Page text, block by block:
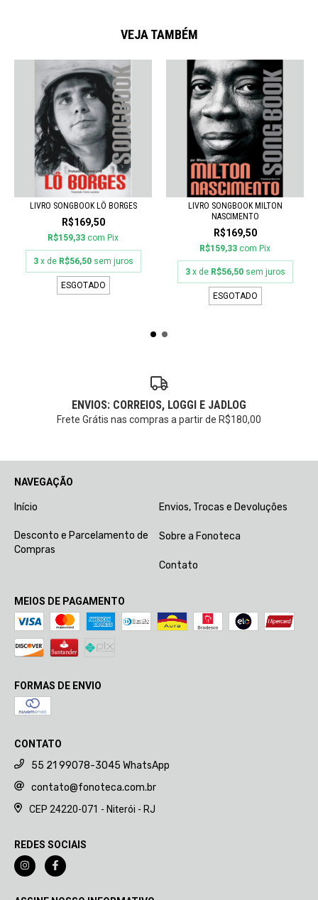
VEJA TAMBÉM
LIVRO SONGBOOK LÔ BORGES
R$169,50
R$159,33 com Pix
3 x de R$56,50 sem juros
ESGOTADO
LIVRO SONGBOOK MILTON
NASCIMENTO
R$169,50
R$159,33 com Pix
3 x de R$56,50 sem juros
ESGOTADO
ENVIOS: CORREIOS, LOGGI E JADLOG
Frete Grátis nas compras a partir de R$180,00
NAVEGAÇÃO
Início Envios, Trocas e Devoluções
Desconto e Parcelamento de
Compras
Sobre a Fonoteca
Contato
MEIOS DE PAGAMENTO
FORMAS DE ENVIO
CONTATO
55 21 99078-3045 WhatsApp
contato@fonoteca.com.br
CEP 24220-071 - Niterói - RJ
REDES SOCIAIS